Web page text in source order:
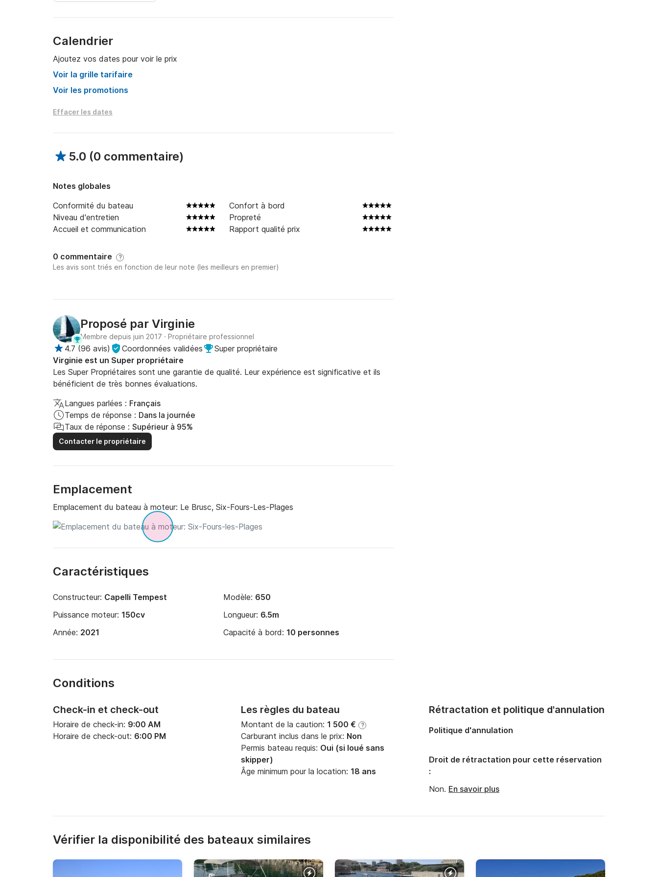
vous renseigner/orienter dans votre choix,
A très vite,
Calendrier
Ajoutez vos dates pour voir le prix
Voir la grille tarifaire
Voir les promotions
Effacer les dates
5.0 (0 commentaire)
Notes globales
Conformité du bateau
Confort à bord
Niveau d'entretien
Propreté
Accueil et communication
Rapport qualité prix
0 commentaire ?
Les avis sont triés en fonction de leur note (les meilleurs en premier)
Proposé par Virginie
Membre depuis juin 2017 · Propriétaire professionnel
4.7 (96 avis) Coordonnées validées
Super propriétaire
Virginie est un Super propriétaire
Les Super Propriétaires sont une garantie de qualité. Leur expérience est significative et ils
bénéficient de très bonnes évaluations.
Langues parlées : Français
Temps de réponse : Dans la journée
Taux de réponse : Supérieur à 95%
Contacter le propriétaire
Emplacement
Emplacement du bateau à moteur: Le Brusc, Six-Fours-Les-Plages
Caractéristiques
Constructeur: Capelli Tempest Modèle: 650
Puissance moteur: 150cv Longueur: 6.5m
Année: 2021 Capacité à bord: 10 personnes
Conditions
Check-in et check-out
Horaire de check-in: 9:00 AM
Horaire de check-out: 6:00 PM
Les règles du bateau
Montant de la caution: 1 500 € ?
Carburant inclus dans le prix: Non
Permis bateau requis: Oui (si loué sans
skipper)
Âge minimum pour la location: 18 ans
Rétractation et politique d'annulation
Politique d'annulation
Droit de rétractation pour cette réservation
:
Non. En savoir plus
Vérifier la disponibilité des bateaux similaires